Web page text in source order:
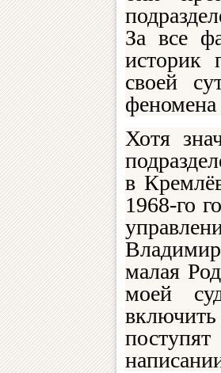
За все
историк
своей
Хотя
в
1968-го
малая
моей